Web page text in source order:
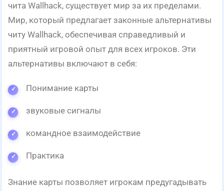
чита Wallhack, существует мир за их пределами.
Мир, который предлагает законные альтернативы
читу Wallhack, обеспечивая справедливый и
приятный игровой опыт для всех игроков. Эти
альтернативы включают в себя:
Понимание карты
звуковые сигналы
командное взаимодействие
Практика
Знание карты позволяет игрокам предугадывать